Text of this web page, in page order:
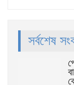
সর্বশেষ